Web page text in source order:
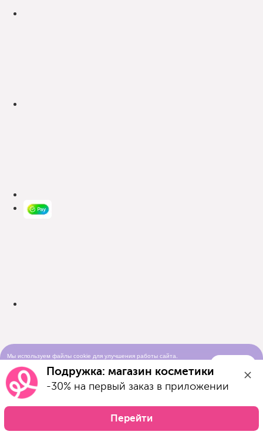
Каталог
Мы используем файлы cookie для улучшения работы сайта.
использования cookie-файловПодружка: магазин косметики
-30% на первый заказ в приложении
Перейти